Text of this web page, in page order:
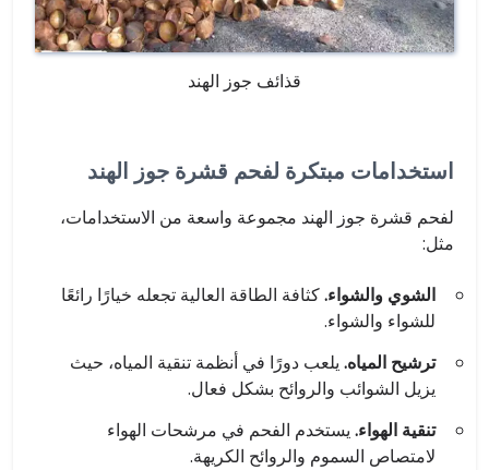
قذائف جوز الهند
استخدامات مبتكرة لفحم قشرة جوز الهند
لفحم قشرة جوز الهند مجموعة واسعة من الاستخدامات،
مثل:
الشوي والشواء.كثافة الطاقة العالية تجعله خيارًا رائعًا
للشواء والشواء.
ترشيح المياه.يلعب دورًا في أنظمة تنقية المياه، حيث
يزيل الشوائب والروائح بشكل فعال.
تنقية الهواء.يستخدم الفحم في مرشحات الهواء
لامتصاص السموم والروائح الكريهة.